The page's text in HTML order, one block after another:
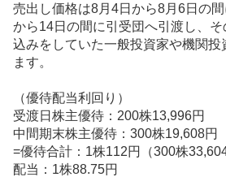
売出し価格は8月4日から8月6日の
から14日の間に引受団へ引渡し、
込みをしていた一般投資家や機関
ます。
（優待配当利回り）
受渡日株主優待：200株13,996円
中間期末株主優待：300株19,608円
=優待合計：1株112円（300株33,604
配当：1株88.75円